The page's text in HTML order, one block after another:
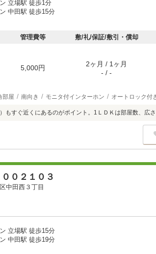
立場駅 徒歩1分
中田駅 徒歩15分
管理費等 敷/礼/保証/敷引・償却
5,000円
2ヶ月 / 1ヶ月
- / -
部屋 南向き モニタ付インターホン オートロック付
もすぐ近くにあるのがポイント。1ＬＤＫは部屋数、広
０２１０３
中田西３丁目
立場駅 徒歩15分
中田駅 徒歩19分